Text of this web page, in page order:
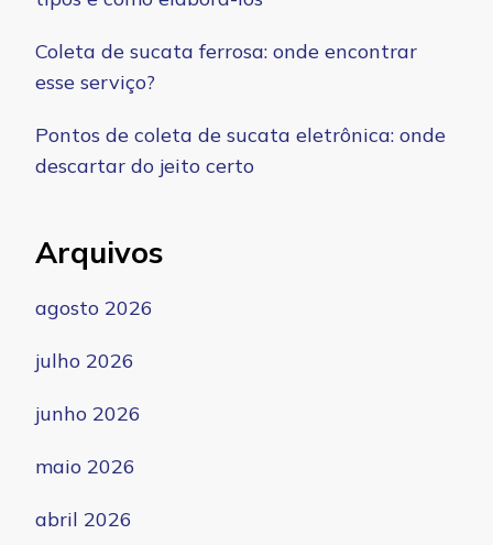
Coleta de sucata ferrosa: onde encontrar
esse serviço?
Pontos de coleta de sucata eletrônica: onde
descartar do jeito certo
Arquivos
agosto 2026
julho 2026
junho 2026
maio 2026
abril 2026